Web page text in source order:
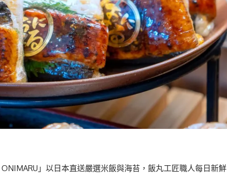
」以⽇本直送嚴選⽶飯與海苔，飯丸⼯匠職⼈每⽇新鮮